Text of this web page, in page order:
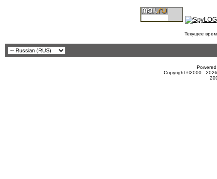
Текущее
Copyright ©2000 -